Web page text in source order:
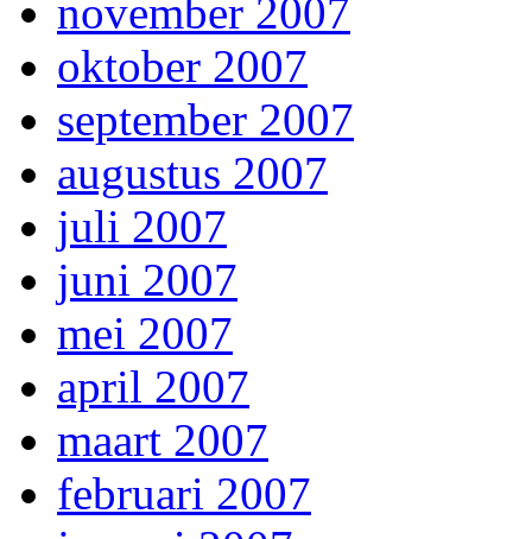
november 2007
oktober 2007
september 2007
augustus 2007
juli 2007
juni 2007
mei 2007
april 2007
maart 2007
februari 2007